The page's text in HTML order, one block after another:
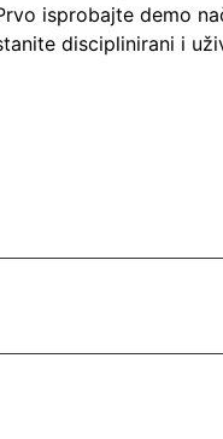
isprobajte demo
disciplinirani i